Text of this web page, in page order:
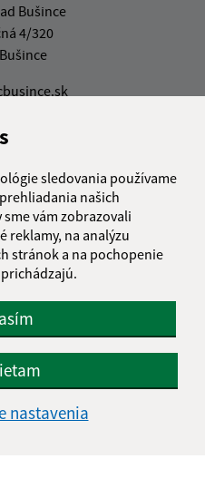
sledovania používame
našich
vám zobrazovali
reklamy, na analýzu
stránok a na pochopenie
nastavenia
Bušince
4/320